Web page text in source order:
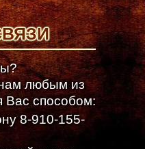
любым из
Вас способом:
8-910-155-